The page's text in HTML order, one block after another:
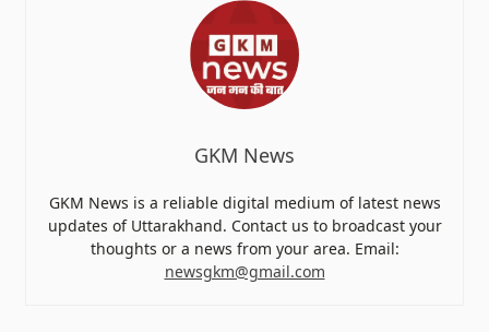
GKM News
GKM News is a reliable digital medium of latest news
updates of Uttarakhand. Contact us to broadcast your
thoughts or a news from your area. Email:
newsgkm@gmail.com